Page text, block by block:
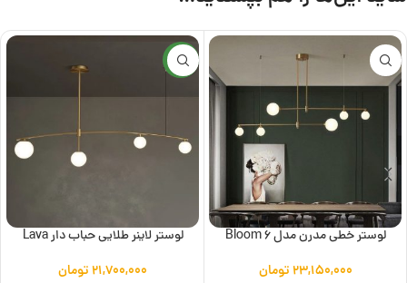
لوستر خطی مدرن مدل Bloom 6
۲۳,۱۵۰,۰۰۰تومان
جدید
لوستر لاینر طلایی حباب دار Lava
۲۱,۷۰۰,۰۰۰تومان